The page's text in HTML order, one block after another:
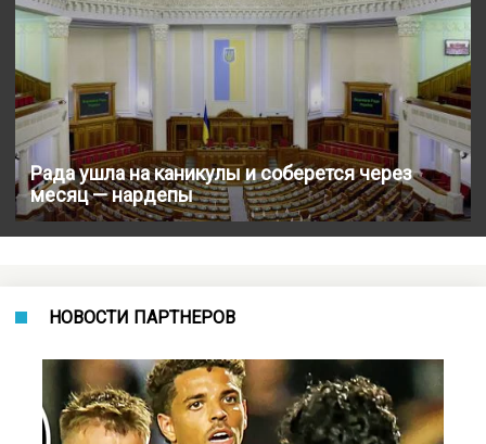
Рада ушла на каникулы и соберется через
месяц — нардепы
НОВОСТИ ПАРТНЕРОВ